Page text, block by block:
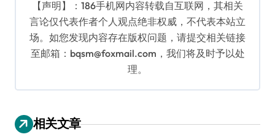
【声明】：186手机网内容转载自互联网，其相关
言论仅代表作者个人观点绝非权威，不代表本站立
场。如您发现内容存在版权问题，请提交相关链接
至邮箱：bqsm@foxmail.com，我们将及时予以处
理。
相关文章